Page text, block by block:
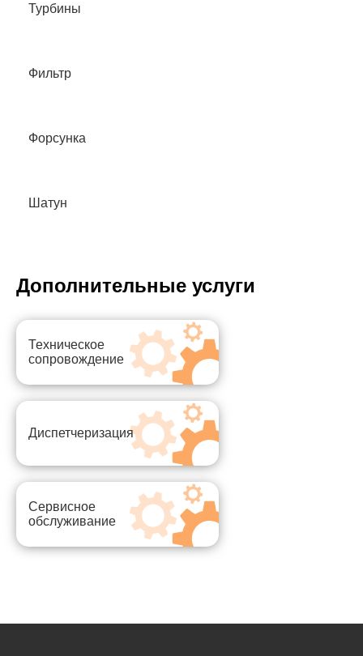
Турбины
Фильтр
Форсунка
Шатун
Дополнительные услуги
Техническое
сопровождение
Диспетчеризация
Сервисное
обслуживание